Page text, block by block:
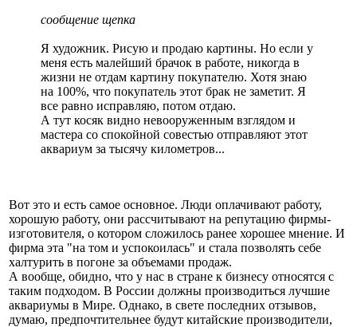
сообщение щепка
Я художник. Рисую и продаю картины. Но если у
меня есть малейший брачок в работе, никогда в
жизни не отдам картину покупателю. Хотя знаю
на 100%, что покупатель этот брак не заметит. Я
все равно исправляю, потом отдаю.
А тут косяк видно невооруженным взглядом и
мастера со спокойной совестью отправляют этот
аквариум за тысячу километров...
Вот это и есть самое основное. Люди оплачивают работу,
хорошую работу, они рассчитывают на репутацию фирмы-
изготовителя, о котором сложилось ранее хорошее мнение. И
фирма эта "на том и успокоилась" и стала позволять себе
халтурить в погоне за объемами продаж.
А вообще, обидно, что у нас в стране к бизнесу относятся с
таким подходом. В России должны производиться лучшие
аквариумы в Мире. Однако, в свете последних отзывов,
думаю, предпочтительнее будут китайские производители,